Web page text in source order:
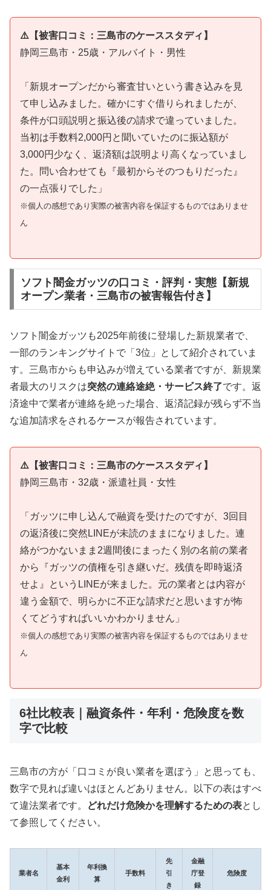
⚠️【被害口コミ：三島市のケーススタディ】
静岡三島市・25歳・アルバイト・男性
「新規オープンだから審査甘いという書き込みを見
て申し込みました。確かにすぐ借りられましたが、
条件が口頭説明と振込後の請求で違っていました。
当初は手数料2,000円と聞いていたのに振込額が
3,000円少なく、返済額は説明より高くなっていまし
た。問い合わせても『最初からそのつもりだった』
の一点張りでした」
※個人の感想であり実際の被害内容を保証するものではありませ
ん
ソフト闇金ガッツの口コミ・評判・実態【新規
オープン業者・三島市の被害報告付き】
ソフト闇金ガッツも2025年前後に登場した新規業者で、
一部のランキングサイトで「3位」として紹介されていま
す。三島市からも申込みが増えている業者ですが、新規業
者最大のリスクは突然の連絡途絶・サービス終了です。返
済途中で業者が連絡を絶った場合、返済記録が残らず不当
な追加請求をされるケースが報告されています。
⚠️【被害口コミ：三島市のケーススタディ】
静岡三島市・32歳・派遣社員・女性
「ガッツに申し込んで融資を受けたのですが、3回目
の返済後に突然LINEが未読のままになりました。連
絡がつかないまま2週間後にまったく別の名前の業者
から『ガッツの債権を引き継いだ。残債を即時返済
せよ』というLINEが来ました。元の業者とは内容が
違う金額で、明らかに不正な請求だと思いますが怖
くてどうすればいいかわかりません」
※個人の感想であり実際の被害内容を保証するものではありませ
ん
6社比較表｜融資条件・年利・危険度を数
字で比較
三島市の方が「口コミが良い業者を選ぼう」と思っても、
数字で見れば違いはほとんどありません。以下の表はすべ
て違法業者です。
どれだけ危険かを理解するための表とし
て参照してください。
業者名
基本
金利
年利換
算
手数料
先
引
き
金融
庁登
録
危険度